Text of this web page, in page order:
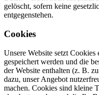
gelöscht, sofern keine
entgegenstehen.
Cookies
Unsere Website setzt
gespeichert werden und die
der Website enthalten (z. B.
dazu, unser Angebot
machen. Cookies sind kleine